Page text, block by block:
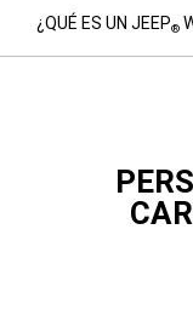
¿QUÉ ES UN JEEP®